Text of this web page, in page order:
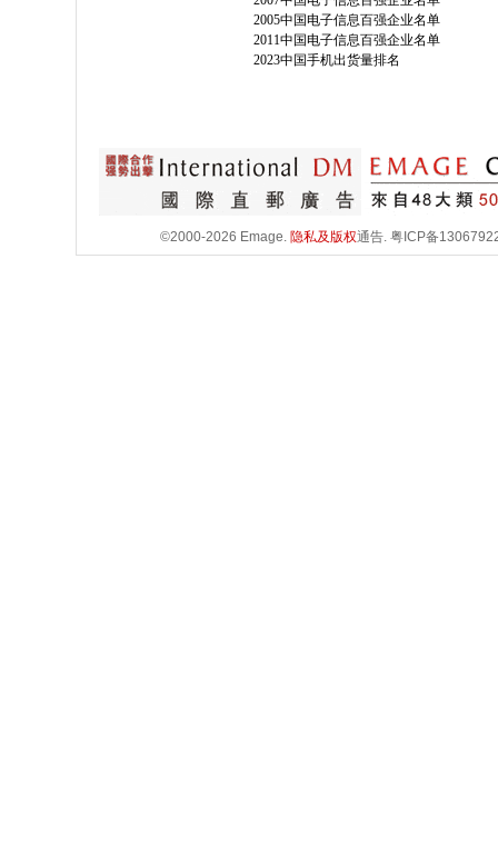
2005中国电子信息百强企业名单
2011中国电子信息百强企业名单
2023中国手机出货量排名
©2000-2026 Emage. 隐私及版权通告. 粤ICP备